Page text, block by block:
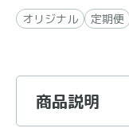
オリジナル 定期便
商品説明